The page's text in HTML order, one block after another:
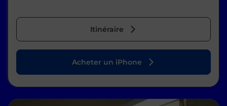
Itinéraire
Acheter un iPhone